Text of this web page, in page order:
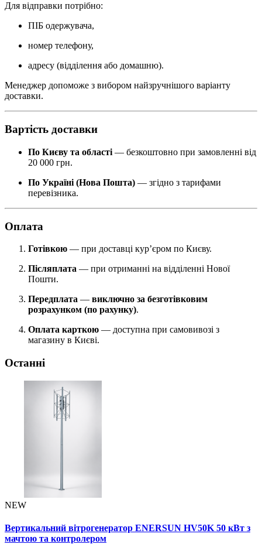
Для відправки потрібно:
ПІБ одержувача,
номер телефону,
адресу (відділення або домашню).
Менеджер допоможе з вибором найзручнішого варіанту
доставки.
Вартість доставки
По Києву та області — безкоштовно при замовленні від
20 000 грн.
По Україні (Нова Пошта) — згідно з тарифами
перевізника.
Оплата
Готівкою — при доставці кур’єром по Києву.
Післяплата — при отриманні на відділенні Нової
Пошти.
Передплата — виключно за безготівковим
розрахунком (по рахунку).
Оплата карткою — доступна при самовивозі з
магазину в Києві.
Останні
NEW
Вертикальний вітрогенератор ENERSUN HV50K 50 кВт з
мачтою та контролером